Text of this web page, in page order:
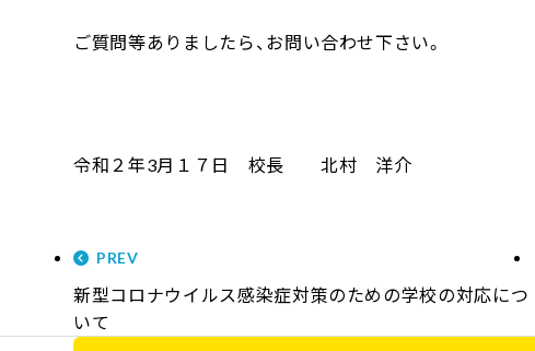
ご質問等ありましたら、お問い合わせ下さい。
令和２年3月１７日 校長 北村 洋介
PREV
新型コロナウイルス感染症対策のための学校の対応につ
いて